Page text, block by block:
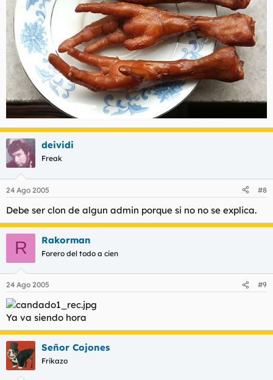
deividi
Freak
24 Ago 2005 #8
Debe ser clon de algun admin porque si no no se explica.
R Rakorman
Forero del todo a cien
24 Ago 2005 #9
Ya va siendo hora
Señor Cojones
Frikazo